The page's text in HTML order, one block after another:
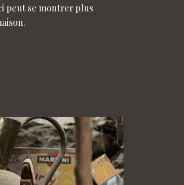
peut se montrer plus